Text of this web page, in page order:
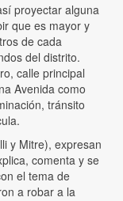
proyectar alguna
que es mayor y
de cada
del distrito.
calle principal
Avenida como
tránsito
y Mitre), expresan
comenta y se
el tema de
a robar a la